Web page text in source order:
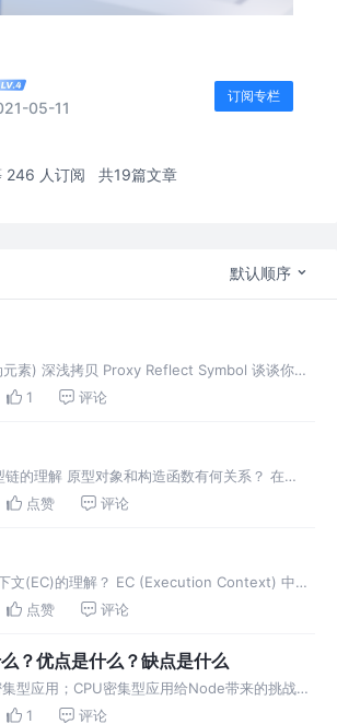
05-11
订阅专栏
246 人订阅 共19篇文章
默认顺序
素) 深浅拷贝 Proxy Reflect Symbol 谈谈你对
对象的可枚举属性 在JavaScript中，对象的属
1 评论
的理解 原型对象和构造函数有何关系？ 在
一个函数数据类型(普通函数、类)时候，都会
点赞 评论
文(EC)的理解？ EC (Execution Context) 中文
翻译成执行环境的。 执行上下文可以简单理解为
点赞 评论
？优点是什么？缺点是什么
型应用；CPU密集型应用给Node带来的挑战主
线程的原因，如果有长时间运行的计算（比如
1 评论